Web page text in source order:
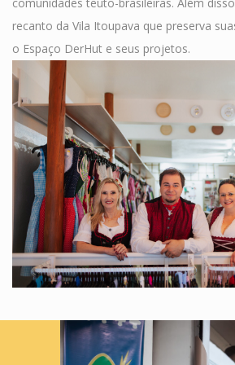
comunidades teuto-brasileiras. Além
recanto da Vila Itoupava que preserva
o Espaço DerHut e seus projetos.